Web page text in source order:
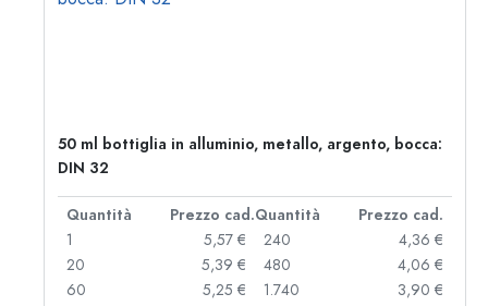
50 ml bottiglia in alluminio, metallo, argento, bocca:
DIN 32
Quantità Prezzo cad.Quantità
Prezzo cad.
1
5,57 €
20
5,39 €
60
5,25 €
240
4,36 €
480
4,06 €
1.740
3,90 €